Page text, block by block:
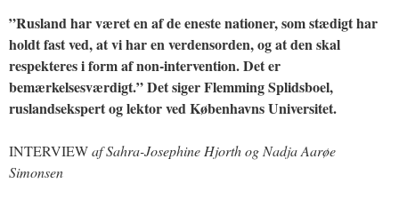
”Rusland har været en af de eneste nationer, som stædigt har
holdt fast ved, at vi har en verdensorden, og at den skal
respekteres i form af non-intervention. Det er
bemærkelsesværdigt.” Det siger Flemming Splidsboel,
ruslandsekspert og lektor ved Københavns Universitet.
INTERVIEWaf Sahra-Josephine Hjorth og Nadja Aarøe
Simonsen